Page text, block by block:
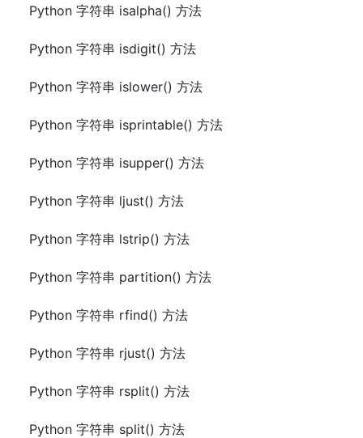
Python 字符串 isalpha() 方法
Python 字符串 isdigit() 方法
Python 字符串 islower() 方法
Python 字符串 isprintable() 方法
Python 字符串 isupper() 方法
Python 字符串 ljust() 方法
Python 字符串 lstrip() 方法
Python 字符串 partition() 方法
Python 字符串 rfind() 方法
Python 字符串 rjust() 方法
Python 字符串 rsplit() 方法
Python 字符串 split() 方法